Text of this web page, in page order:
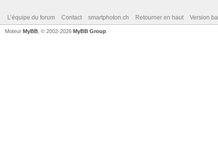
L’équipe du forum Contact smartphoton.ch Retourner en haut Version
Moteur MyBB , © 2002-2026 MyBB Group